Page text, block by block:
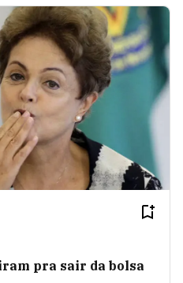
pra sair da bolsa